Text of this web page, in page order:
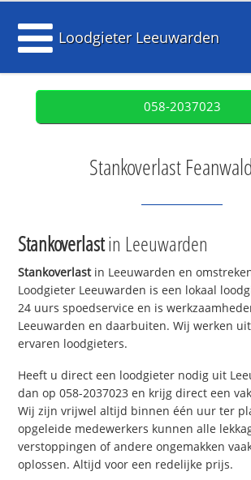
Loodgieter Leeuwarden
058-2037023
Stankoverlast
Stankoverlastin Leeuwarden
Stankoverlastin Leeuwarden en
Loodgieter Leeuwarden is een lokaal
24 uurs spoedservice en is
Leeuwarden en daarbuiten. Wij werken
ervaren loodgieters.
Heeft u direct een loodgieter nodig uit
dan op 058-2037023 en krijg direct een
Wij zijn vrijwel altijd binnen één uur ter
opgeleide medewerkers kunnen alle
verstoppingen of andere ongemakken
oplossen. Altijd voor een redelijke prijs.